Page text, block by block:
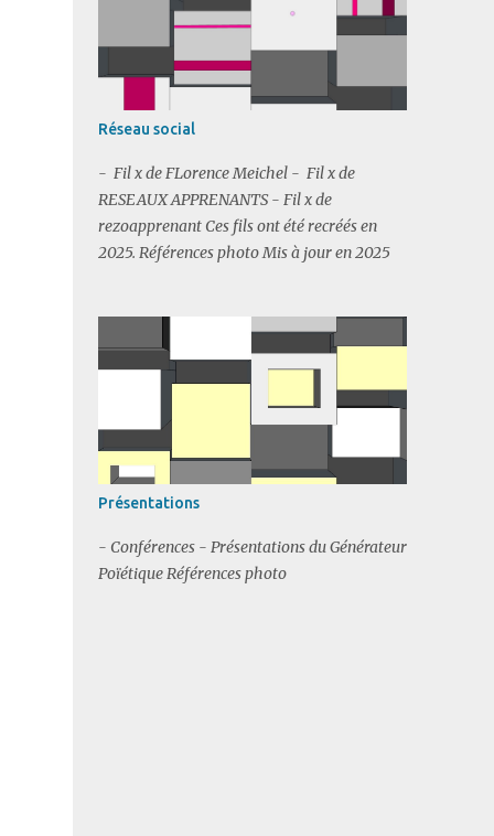
Réseau social
- Fil x de FLorence Meichel - Fil x de
RESEAUX APPRENANTS - Fil x de
rezoapprenant Ces fils ont été recréés en
2025. Références photo Mis à jour en 2025
Présentations
- Conférences - Présentations du Générateur
Poïétique Références photo